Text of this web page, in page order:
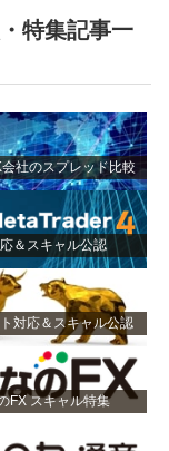
特集記事一
社のスプレッド比較
＆スキャル公認
対応＆スキャル公認
FX スキャル特集